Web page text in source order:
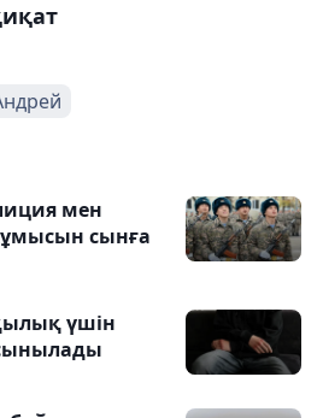
мен
сынға
үшін